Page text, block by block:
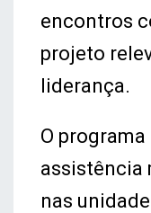
encontros
projeto
liderança.
O
assistência
nas